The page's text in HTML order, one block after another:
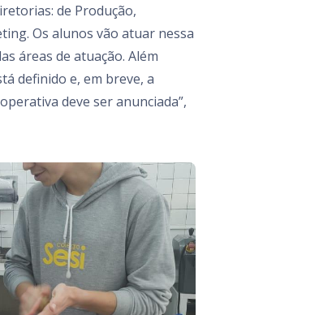
de Produção,
Os alunos vão atuar nessa
áreas de atuação. Além
definido e, em breve, a
deve ser anunciada”,